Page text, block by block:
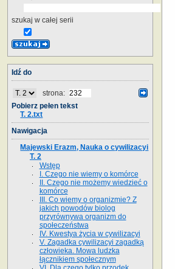
szukaj w całej serii
Idź do
strona:
Pobierz pełen tekst
T. 2.txt
Nawigacja
Majewski Erazm, Nauka o cywilizacyi
T. 2
Wstęp
I. Czego nie wiemy o komórce
II. Czego nie możemy wiedzieć o
komórce
III. Co wiemy o organizmie? Z
jakich powodów biolog
przyrównywa organizm do
społeczeństwa
IV. Kwestya życia w cywilizacyi
V. Zagadka cywilizacyi zagadką
człowieka. Mowa ludzka
łącznikiem społecznym